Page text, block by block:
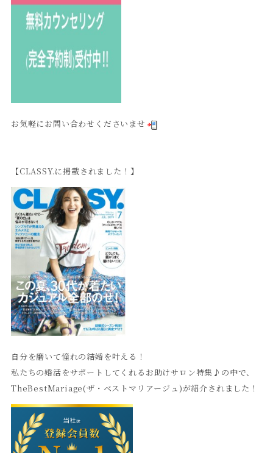
お気軽にお問い合わせくださいませ
【CLASSY.に掲載されました！】
自分を磨いて憧れの結婚を叶える！
私たちの婚活をサポートしてくれるお助けサロン特集♪の中で、
TheBestMariage(ザ・ベストマリアージュ)が紹介されました！